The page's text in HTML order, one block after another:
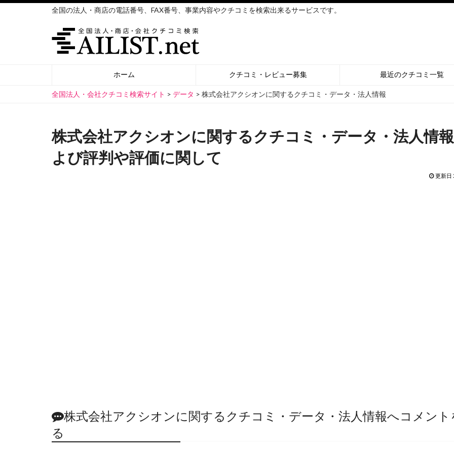
全国の法人・商店の電話番号、FAX番号、事業内容やクチコミを検索出来るサービスです。
ホーム クチコミ・レビュー募集 最近のクチコミ一覧
全国法人・会社クチコミ検索サイト > データ > 株式会社アクシオンに関するクチコミ・データ・法人情報
株式会社アクシオンに関するクチコミ・データ・法人情
よび評判や評価に関して
更新日
株式会社アクシオンに関するクチコミ・データ・法人情報へコメント
る